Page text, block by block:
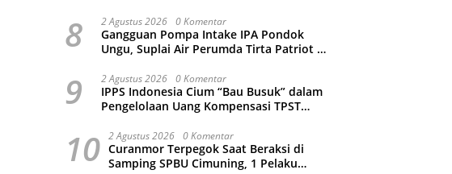
8 2 Agustus 2026 0 Komentar
Gangguan Pompa Intake IPA Pondok
Ungu, Suplai Air Perumda Tirta Patriot di
9 2 Agustus 2026 0 Komentar
IPPS Indonesia Cium “Bau Busuk” dalam
Pengelolaan Uang Kompensasi TPST
10 2 Agustus 2026 0 Komentar
Curanmor Terpegok Saat Beraksi di
Samping SPBU Cimuning, 1 Pelaku